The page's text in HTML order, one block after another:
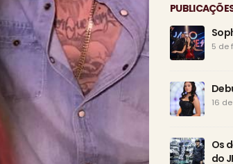
5 de
16
Os
do